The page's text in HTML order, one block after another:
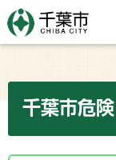
千葉市危